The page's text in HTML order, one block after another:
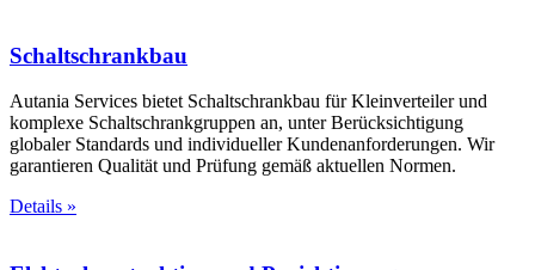
Schaltschrankbau
Autania Services bietet Schaltschrankbau für Kleinverteiler und
komplexe Schaltschrankgruppen an, unter Berücksichtigung
globaler Standards und individueller Kundenanforderungen. Wir
garantieren Qualität und Prüfung gemäß aktuellen Normen.
Details »